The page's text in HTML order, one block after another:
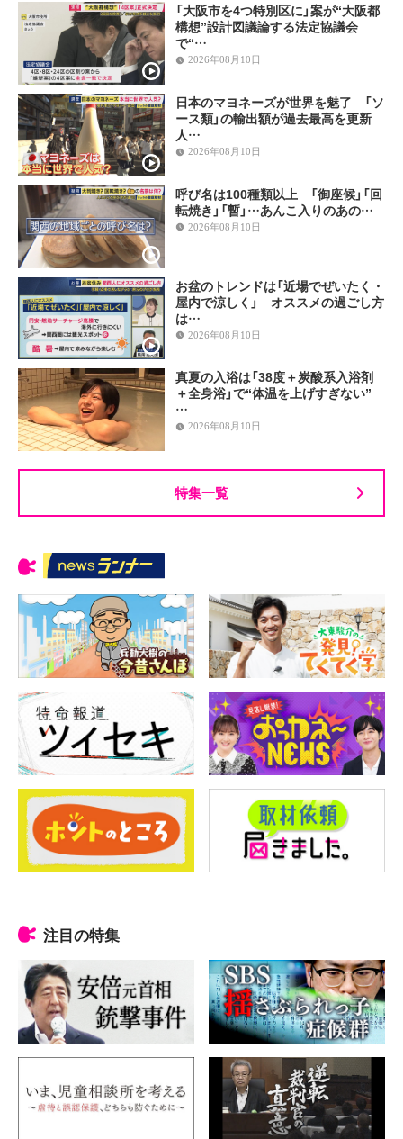
「大阪市を4つ特別区に」案が“大阪都
構想”設計図議論する法定協議会
で“…
2026年08月10日
日本のマヨネーズが世界を魅了 「ソ
ース類」の輸出額が過去最高を更新
人…
2026年08月10日
呼び名は100種類以上 「御座候」「回
転焼き」「暫」…あんこ入りのあの…
2026年08月10日
お盆のトレンドは「近場でぜいたく・
屋内で涼しく」 オススメの過ごし方
は…
2026年08月10日
真夏の入浴は「38度＋炭酸系入浴剤
＋全身浴」で“体温を上げすぎない”
…
2026年08月10日
特集一覧
注目の特集